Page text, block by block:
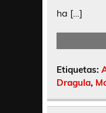
ha […]
Etiquetas:
Dragula,